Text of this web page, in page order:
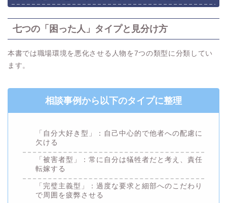
七つの「困った人」タイプと見分け方
本書では職場環境を悪化させる人物を7つの類型に分類してい
ます。
相談事例から以下のタイプに整理
「自分大好き型」：自己中心的で他者への配慮に
欠ける
「被害者型」：常に自分は犠牲者だと考え、責任
転嫁する
「完璧主義型」：過度な要求と細部へのこだわり
で周囲を疲弊させる